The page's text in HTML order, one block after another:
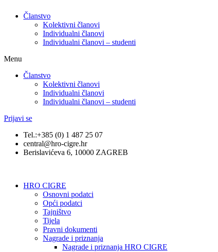
Članstvo
Kolektivni članovi
Individualni članovi
Individualni članovi – studenti
Menu
Članstvo
Kolektivni članovi
Individualni članovi
Individualni članovi – studenti
Prijavi se
Tel.:+385 (0) 1 487 25 07
central@hro-cigre.hr
Berislavićeva 6, 10000 ZAGREB
HRO CIGRE
Osnovni podatci​
Opći podatci
Tajništvo
Tijela
Pravni dokumenti
Nagrade i priznanja
Nagrade i priznanja HRO CIGRE